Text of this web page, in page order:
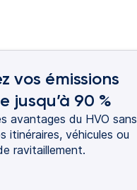
vos émissions
jusqu’à 90 %
avantages du HVO sans
itinéraires, véhicules ou
ravitaillement.